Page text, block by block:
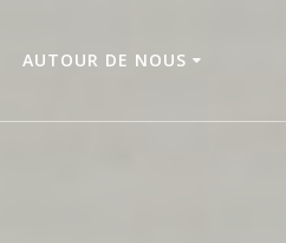
AUTOUR DE NOUS